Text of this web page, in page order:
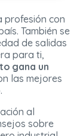
profesión con
También se
de salidas
para ti,
gana un
las mejores
al
sobre